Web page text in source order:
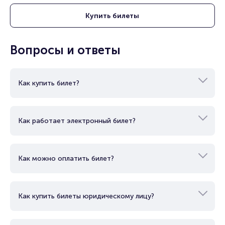
Купить билеты
Вопросы и ответы
Как купить билет?
Как работает электронный билет?
Как можно оплатить билет?
Как купить билеты юридическому лицу?